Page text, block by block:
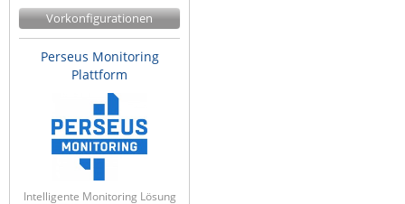
Vorkonfigurationen
Perseus Monitoring
Plattform
Intelligente Monitoring Lösung